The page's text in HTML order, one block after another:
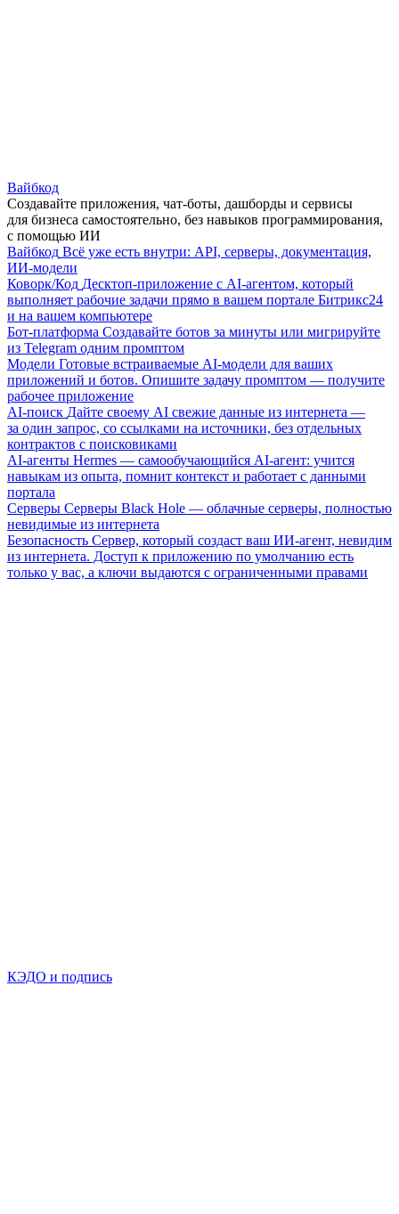
Вайбкод
Создавайте приложения, чат-боты, дашборды и сервисы
для бизнеса самостоятельно, без навыков программирования,
с помощью ИИ
Вайбкод Всё уже есть внутри: API, серверы, документация,
ИИ-модели
Коворк/Код Десктоп-приложение с AI-агентом, который
выполняет рабочие задачи прямо в вашем портале Битрикс24
и на вашем компьютере
Бот-платформа Создавайте ботов за минуты или мигрируйте
из Telegram одним промптом
Модели Готовые встраиваемые AI-модели для ваших
приложений и ботов. Опишите задачу промптом — получите
рабочее приложение
AI-поиск Дайте своему AI свежие данные из интернета —
за один запрос, со ссылками на источники, без отдельных
контрактов с поисковиками
AI-агенты Hermes — самообучающийся AI-агент: учится
навыкам из опыта, помнит контекст и работает с данными
портала
Серверы Серверы Black Hole — облачные серверы, полностью
невидимые из интернета
Безопасность Сервер, который создаст ваш ИИ-агент, невидим
из интернета. Доступ к приложению по умолчанию есть
только у вас, а ключи выдаются с ограниченными правами
КЭДО и подпись